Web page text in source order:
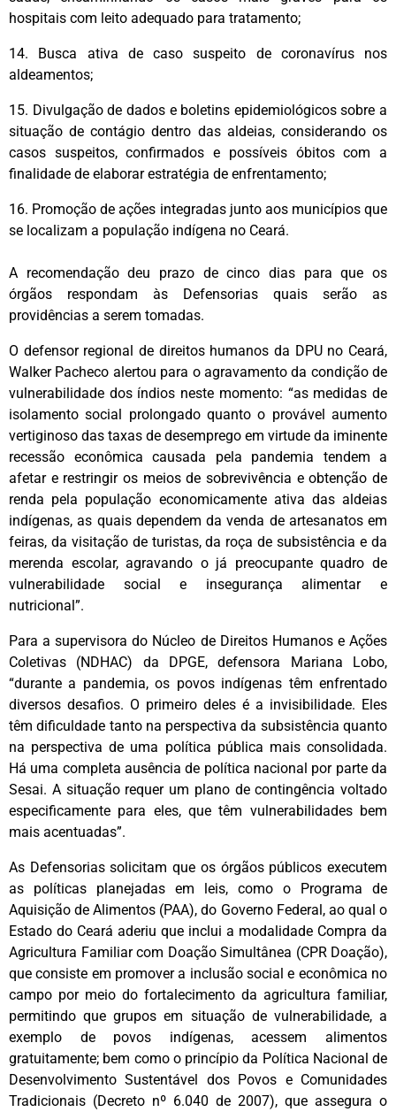
hospitais com leito adequado para tratamento;
14. Busca ativa de caso suspeito de coronavírus nos
aldeamentos;
15. Divulgação de dados e boletins epidemiológicos sobre a
situação de contágio dentro das aldeias, considerando os
casos suspeitos, confirmados e possíveis óbitos com a
finalidade de elaborar estratégia de enfrentamento;
16. Promoção de ações integradas junto aos municípios que
se localizam a população indígena no Ceará.
A recomendação deu prazo de cinco dias para que os
órgãos respondam às Defensorias quais serão as
providências a serem tomadas.
O defensor regional de direitos humanos da DPU no Ceará,
Walker Pacheco alertou para o agravamento da condição de
vulnerabilidade dos índios neste momento: “as medidas de
isolamento social prolongado quanto o provável aumento
vertiginoso das taxas de desemprego em virtude da iminente
recessão econômica causada pela pandemia tendem a
afetar e restringir os meios de sobrevivência e obtenção de
renda pela população economicamente ativa das aldeias
indígenas, as quais dependem da venda de artesanatos em
feiras, da visitação de turistas, da roça de subsistência e da
merenda escolar, agravando o já preocupante quadro de
vulnerabilidade social e insegurança alimentar e
nutricional”.
Para a supervisora do Núcleo de Direitos Humanos e Ações
Coletivas (NDHAC) da DPGE, defensora Mariana Lobo,
“durante a pandemia, os povos indígenas têm enfrentado
diversos desafios. O primeiro deles é a invisibilidade. Eles
têm dificuldade tanto na perspectiva da subsistência quanto
na perspectiva de uma política pública mais consolidada.
Há uma completa ausência de política nacional por parte da
Sesai. A situação requer um plano de contingência voltado
especificamente para eles, que têm vulnerabilidades bem
mais acentuadas”.
As Defensorias solicitam que os órgãos públicos executem
as políticas planejadas em leis, como o Programa de
Aquisição de Alimentos (PAA), do Governo Federal, ao qual o
Estado do Ceará aderiu que inclui a modalidade Compra da
Agricultura Familiar com Doação Simultânea (CPR Doação),
que consiste em promover a inclusão social e econômica no
campo por meio do fortalecimento da agricultura familiar,
permitindo que grupos em situação de vulnerabilidade, a
exemplo de povos indígenas, acessem alimentos
gratuitamente; bem como o princípio da Política Nacional de
Desenvolvimento Sustentável dos Povos e Comunidades
Tradicionais (Decreto nº 6.040 de 2007), que assegura o